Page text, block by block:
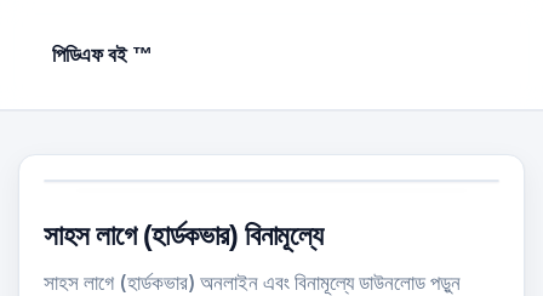
পিডিএফ বই ™
সাহস লাগে (হার্ডকভার) বিনামূল্যে
সাহস লাগে (হার্ডকভার) অনলাইন এবং বিনামূল্যে ডাউনলোড পড়ুন